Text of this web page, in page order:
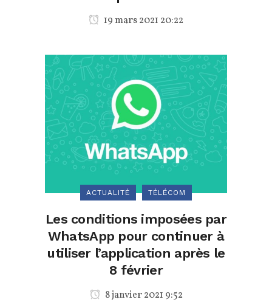
19 mars 2021 20:22
ACTUALITÉ TÉLÉCOM
Les conditions imposées par
WhatsApp pour continuer à
utiliser l’application après le
8 février
8 janvier 2021 9:52